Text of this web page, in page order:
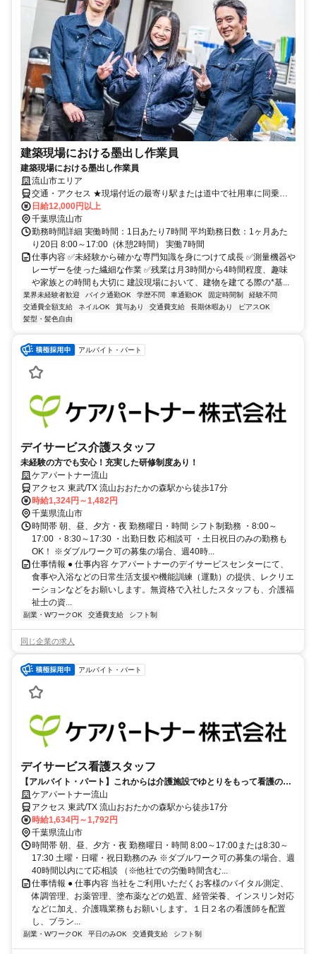
建築現場における墨出し作業員
建築現場における墨出し作業員
流山市エリア
交通・アクセス ★現場付近の最寄り駅または道中で社用車に同乗す
る形となります。
日給12,000円以上
千葉県流山市
勤務時間詳細 実働時間：1日あたり7時間 平均勤務日数：1ヶ月あた
り20日 8:00～17:00（休憩2時間） 実働7時間
仕事内容 ✅️未経験から確かな専門知識を身につけて成長 ✅️測量機器や
レーザーを使った繊細な作業 ✅️残業は月3時間から4時間程度、趣味
や家族との時間も大切に 建設現場において、建物を建てる際の*基...
業界未経験者歓迎 バイク通勤OK 学歴不問 車通勤OK 固定時間制
経験不問
交通費全額支給
ネイルOK 賞与あり 交通費支給 長期休暇あり
ピアスOK
髪型・髪色自由
アルバイト・パート
デイサービス介護スタッフ
未経験の方でも安心！充実した研修制度あり！
ケアパートナー流山
アクセス 東武/TX 流山おおたかの森駅から徒歩17分
時給1,324円～1,482円
千葉県流山市
時間帯 朝、昼、夕方・夜 勤務曜日・時間 シフト制勤務 ・8:00～
17:00 ・8:30～17:30 ・出勤日数 応相談可 ・土日祝日のみの勤務も
OK！ ※ダブルワーク可の募集の場合、週40時...
仕事情報 ● 仕事内容 ケアパートナーのデイサービスセンターにて、
食事や入浴などの日常生活支援や機能訓練（運動）の提供、レクリエ
ーションなどをお願いします。無資格で入社したスタッフも、介護福
祉士の資...
副業・WワークOK 交通費支給 シフト制
同じ企業の求人
アルバイト・パート
デイサービス看護スタッフ
【アルバイト・パート】これからは介護施設でゆとりをもって看護のお
仕事しませんか？
ケアパートナー流山
アクセス 東武/TX 流山おおたかの森駅から徒歩17分
時給1,634円～1,792円
千葉県流山市
時間帯 朝、昼、夕方・夜 勤務曜日・時間 8:00～17:00または8:30～
17:30 土曜・日曜・祝日勤務のみ ※ダブルワーク可の募集の場合、週
40時間以内にて応相談 （※他社での労働時間含む...
仕事情報 ● 仕事内容 当社をご利用いただくお客様のバイタル測定、
体調管理、お薬管理、塗布薬などの処置、経管栄養、インスリン対応
などに加え、介護職業務もお願いします。１日２名の看護師を配置
し、ブラン...
副業・WワークOK 平日のみOK 交通費支給 シフト制